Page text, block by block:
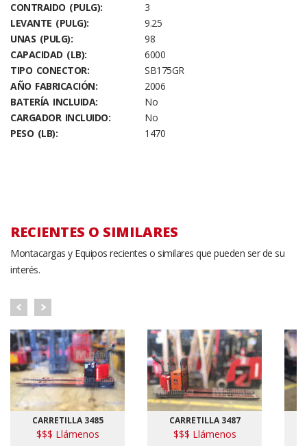
CONTRAIDO (PULG):
3
LEVANTE (PULG):
9.25
UNAS (PULG):
98
CAPACIDAD (LB):
6000
TIPO CONECTOR:
SB175GR
AÑO FABRICACIÓN:
2006
BATERÍA INCLUIDA:
No
CARGADOR INCLUIDO:
No
PESO (LB):
1470
RECIENTES O SIMILARES
Montacargas y Equipos recientes o similares que pueden ser de su
interés.
CARRETILLA 3485
$$$ Llámenos
CARRETILLA 3487
$$$ Llámenos